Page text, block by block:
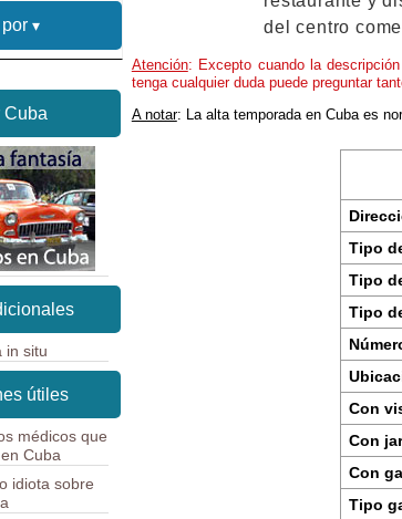
del centro
Atención: Excepto cuando la
tenga cualquier duda puede preguntar
A notar: La alta temporada en Cuba es
Tipo
Tipo
Tipo
Con
Con
Con
Tipo
Cuba
in situ
útiles
médicos que
Cuba
idiota sobre